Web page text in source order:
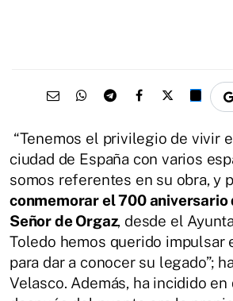
“Tenemos el privilegio de vivir
ciudad de España con varios
somos referentes en su obra, y
conmemorar el 700 aniversario
Señor de Orgaz, desde el
Toledo hemos querido impulsar
para dar a conocer su legado”;
Velasco. Además, ha incidido en